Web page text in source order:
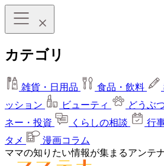
カテゴリ
雑貨・日用品 食品・飲料
ッション
ビューティ どうぶ
ネー・投資
くらしの相談 行
タメ
漫画コラム
ママの知りたい情報が集まるアンテ